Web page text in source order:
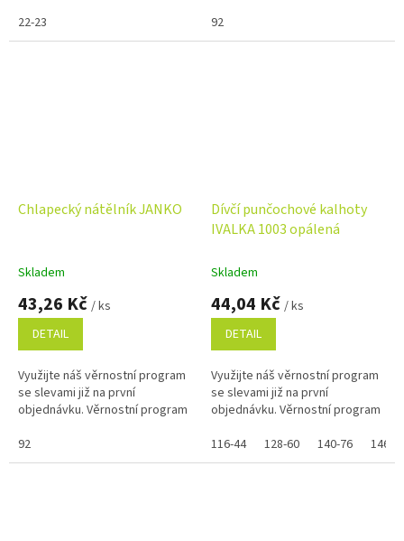
22-23
92
Chlapecký nátělník JANKO
Skladem
43,26 Kč / ks
DETAIL
Využijte náš věrnostní program
se slevami již na první
objednávku. Věrnostní program
92
Dívčí punčochové kalhoty
IVALKA 1003 opálená
Skladem
44,04 Kč / ks
DETAIL
Využijte náš věrnostní program
se slevami již na první
objednávku. Věrnostní program
116-44
128-60 140-76 146-